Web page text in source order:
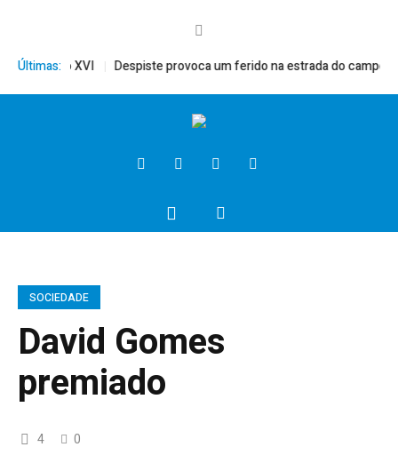
Últimas:
Bento XVI Despiste provoca um ferido na estrada do campo
SOCIEDADE
David Gomes
premiado
4 0